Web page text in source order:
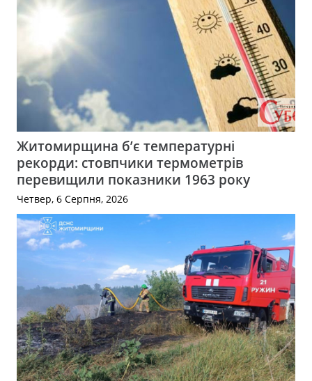
Житомирщина б’є температурні
рекорди: стовпчики термометрів
перевищили показники 1963 року
Четвер, 6 Серпня, 2026